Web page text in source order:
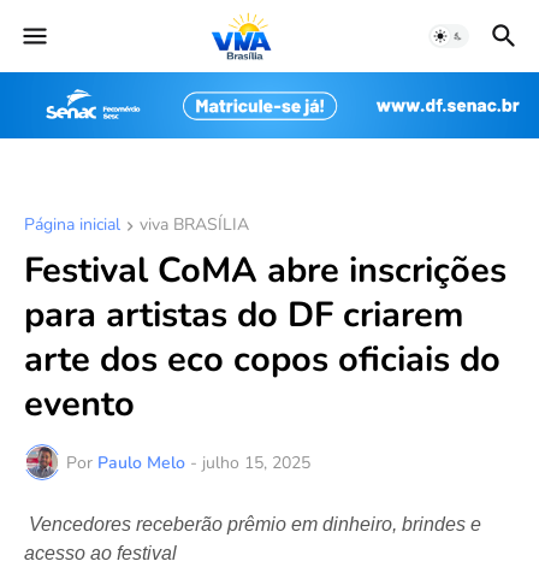
Página inicial viva BRASÍLIA
Festival CoMA abre inscrições
para artistas do DF criarem
arte dos eco copos oficiais do
evento
Por Paulo Melo - julho 15, 2025
Vencedores receberão prêmio em dinheiro, brindes e
acesso ao festival